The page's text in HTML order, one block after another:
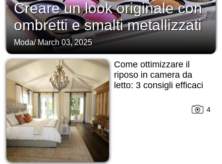
Creare un look originale con
ombretti e smalti metallizzati
Moda/ March 03, 2025
Come ottimizzare il
riposo in camera da
letto: 3 consigli efficaci
4